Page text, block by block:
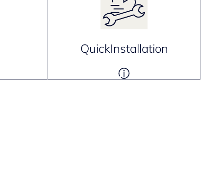
QuickInstallation